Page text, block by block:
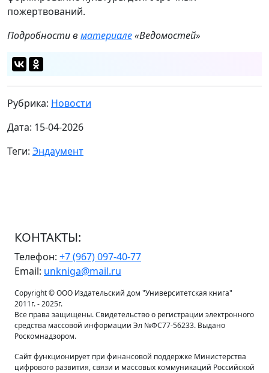
пожертвований.
Подробности вматериале«Ведомостей»
Рубрика: Новости
Дата: 15-04-2026
Теги: Эндаумент
КОНТАКТЫ:
Телефон: +7 (967) 097-40-77
Email: unkniga@mail.ru
Copyright © ООО Издательский дом "Университетская книга"
2011г. - 2025г.
Все права защищены. Свидетельство о регистрации электронного
средства массовой информации Эл №ФС77-56233. Выдано
Роскомнадзором.
Сайт функционирует при финансовой поддержке Министерства
цифрового развития, связи и массовых коммуникаций Российской